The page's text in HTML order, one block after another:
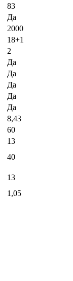
83
Да
2000
18+1
2
Да
Да
Да
Да
Да
8,43
60
13
40
13
1,05